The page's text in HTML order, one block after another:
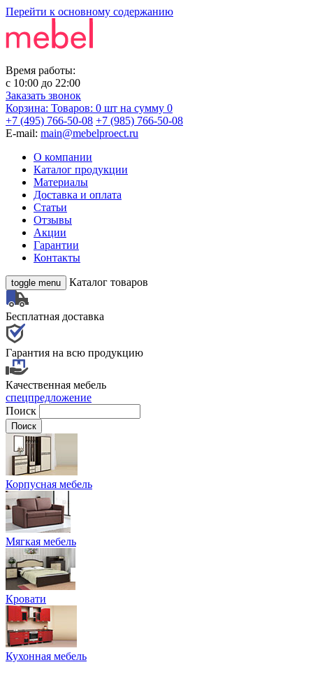
Перейти к основному содержанию
Время работы:
с 10:00 до 22:00
Заказать звонок
Корзина: Товаров: 0 шт на сумму 0
+7 (495) 766-50-08 +7 (985) 766-50-08
E-mail: main@mebelproect.ru
О компании
Каталог продукции
Материалы
Доставка и оплата
Статьи
Отзывы
Акции
Гарантии
Контакты
toggle menu Каталог товаров
Бесплатная доставка
Гарантия на всю продукцию
Качественная мебель
спецпредложение
Поиск
Корпусная мебель
Мягкая мебель
Кровати
Кухонная мебель